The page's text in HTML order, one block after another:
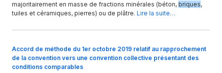
majoritairement en masse de fractions minérales (béton, briques,
tuiles et céramiques, pierres) ou de plâtre. Lire la suite…
Accord de méthode du 1er octobre 2019 relatif au rapprochement
de la convention vers une convention collective présentant des
conditions comparables